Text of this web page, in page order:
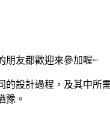
朋友都歡迎來參加喔~
設計過程，及其中所
豫。